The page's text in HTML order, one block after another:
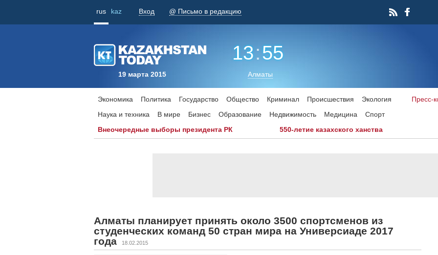
rus kaz Вход @ Письмо в редакцию
19 марта 2015
13:55
Алматы
Экономика Политика Государство Общество Криминал Происшествия
Экология
Наука и техника
В мире Бизнес Образование Недвижимость Медицина
Спорт
Внеочередные выборы президента РК
550-летие казахского ханства
Пресс-
Алматы планирует принять около 3500 спортсменов из
студенческих команд 50 стран мира на Универсиаде 2017
года
18.02.2015